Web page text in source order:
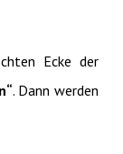
Ecke der
. Dann werden